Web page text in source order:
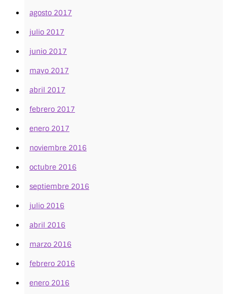
agosto 2017
julio 2017
junio 2017
mayo 2017
abril 2017
febrero 2017
enero 2017
noviembre 2016
octubre 2016
septiembre 2016
julio 2016
abril 2016
marzo 2016
febrero 2016
enero 2016